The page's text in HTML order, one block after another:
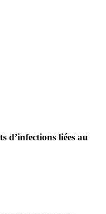
d’infections liées au